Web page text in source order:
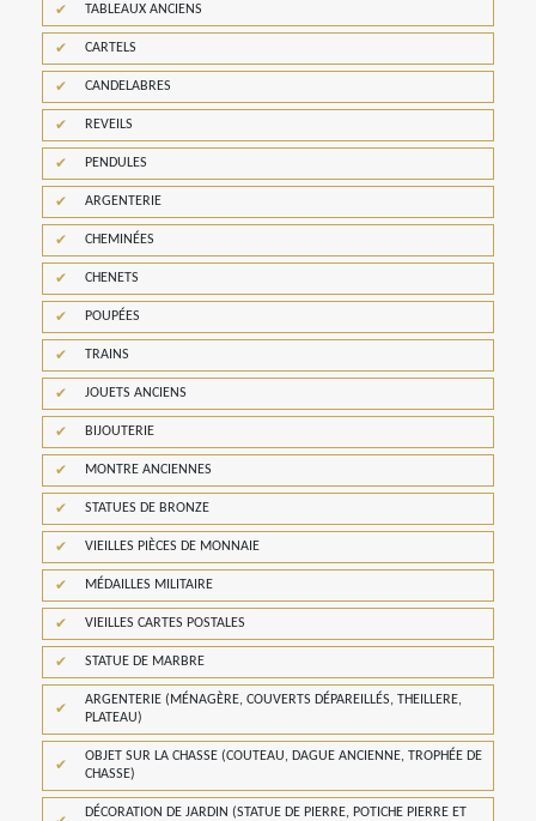
TABLEAUX ANCIENS
CARTELS
CANDELABRES
REVEILS
PENDULES
ARGENTERIE
CHEMINÉES
CHENETS
POUPÉES
TRAINS
JOUETS ANCIENS
BIJOUTERIE
MONTRE ANCIENNES
STATUES DE BRONZE
VIEILLES PIÈCES DE MONNAIE
MÉDAILLES MILITAIRE
VIEILLES CARTES POSTALES
STATUE DE MARBRE
ARGENTERIE (MÉNAGÈRE, COUVERTS DÉPAREILLÉS, THEILLERE,
PLATEAU)
OBJET SUR LA CHASSE (COUTEAU, DAGUE ANCIENNE, TROPHÉE DE
CHASSE)
DÉCORATION DE JARDIN (STATUE DE PIERRE, POTICHE PIERRE ET